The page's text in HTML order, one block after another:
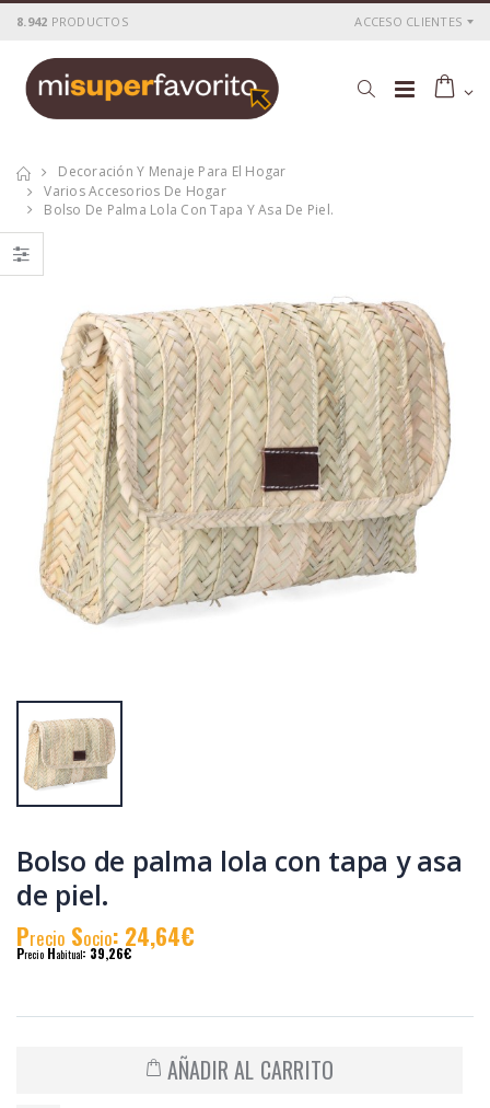
8.942 PRODUCTOS ACCESO CLIENTES
Decoración Y Menaje Para El Hogar
Varios Accesorios De Hogar
Bolso De Palma Lola Con Tapa Y Asa De Piel.
Bolso de palma lola con tapa y asa
de piel.
Precio Socio: 24,64€
Precio Habitual: 39,26€
AÑADIR AL CARRITO
Cesta mimbre
37x25x20cm altura
con asa 34cm
PrecioSocio: 29,16€
PrecioHabitual: 44,53€
Cesta mimbre
45x30x23cm altura
con asa 39cm
PrecioSocio: 33,44€
PrecioHabitual: 50,24€
Cesta caña
30x22x15cm altura
con asa 23cm
recioSocio : 26,40€
Habitual: 41,36€
Cesta caña
44x31x22cm altura
con asa 34cm
PrecioS
P